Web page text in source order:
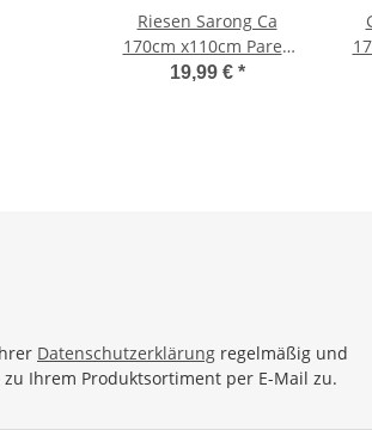
Riesen Sarong Ca
170cm x110cm Pareo
Wickelrock Wickeltuch
19,99 € *
Datenschutzerklärung regelmäßig und
Ihrem Produktsortiment per E-Mail zu.